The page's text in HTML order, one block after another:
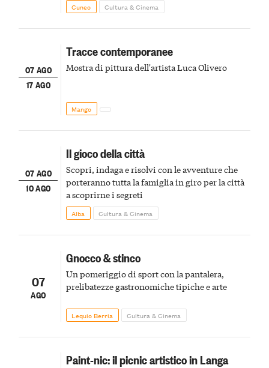
Cuneo Cultura & Cinema
07 AGO
17 AGO
Tracce contemporanee
Mostra di pittura dell'artista Luca Olivero
Mango
07 AGO
10 AGO
Il gioco della città
Scopri, indaga e risolvi con le avventure che
porteranno tutta la famiglia in giro per la città
a scoprirne i segreti
Alba Cultura & Cinema
07
AGO
Gnocco & stinco
Un pomeriggio di sport con la pantalera,
prelibatezze gastronomiche tipiche e arte
Lequio Berria Cultura & Cinema
Paint-nic: il picnic artistico in Langa